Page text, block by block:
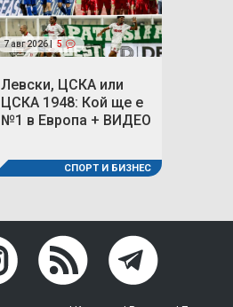
7 авг 2026 | 5
Левски, ЦСКА или
ЦСКА 1948: Кой ще е
№1 в Европа + ВИДЕО
СПОРТ И БИЗНЕС